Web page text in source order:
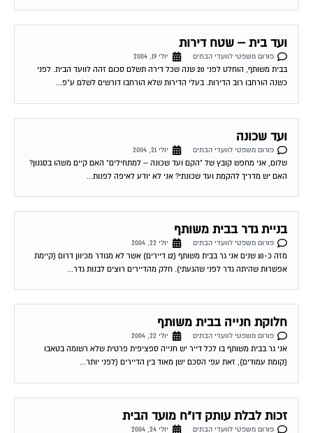
ועד בית – שטח דירות
פורום משפטי לוועדי הבתים
בבית משותף, הוחלט לפני 20 שנה שכל דירה תשלם סכום זהה לוועד הבית. לפני
כשנה הורחבו רוב הדירות. בעלי הדירות שלא הורחבו דורשים לשלם ע"פ...
ועד שכונה
פורום משפטי לוועדי הבתים
שלום, אני מחפש קובץ של "הקם ועד שכונה – למתחילים" האם קיים משהו בסגנון?
האם יש מדריך להקמת ועד שכונתי? אני לא יודע לאיפה לפנות...
בניית גדר בבית משותף
פורום משפטי לוועדי הבתים
מזה כ-10 שנים אני גר בבית משותף (12 דיירים) אשר לא מגודר מכיוון דרום (קיימת
אפשרות שהיתה גדר לפני שהגעתי). חלק מהדיירים רוצים לבנות גדר...
חלוקת חנייה בבית משותף
פורום משפטי לוועדי הבתים
יולי 22, 2004
אני גר בבית משותף בו לכל דייר יש חנייה ספציפית פרטית שלא רשומה בטאבו
(קומת עמודים), זאת עפי הסכם ישן מאוד בין הדיירים (לפני יותר...
זכות לבלת עותק דו"ח מועד הבית
פורום משפטי לוועדי הבתים
יולי 24, 2004
לעו"ד עפר שחל שלום, אנא ראה את שאלתי ואת תשובת האגודה לתרבות הדיור: